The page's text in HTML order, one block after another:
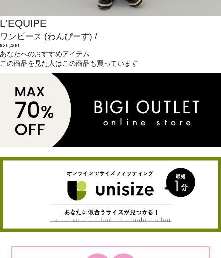
L'EQUIPE
ワンピース (わんぴーす) /
¥26,400
あなたへのおすすめアイテム
この商品を見た人はこの商品も買っています